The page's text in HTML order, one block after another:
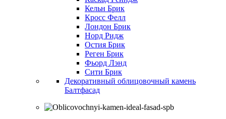
Кельн Брик
Кросс Фелл
Лондон Брик
Норд Ридж
Остия Брик
Реген Брик
Фьорд Лэнд
Сити Брик
Декоративный облицовочный камень
Балтфасад